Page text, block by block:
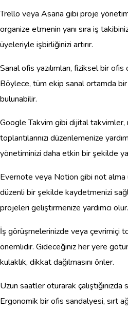
Trello veya Asana gibi proje
organize etmenin yanı sıra iş
üyeleriyle işbirliğinizi artırır.
Sanal ofis yazılımları, fiziksel bir ofis
Böylece, tüm ekip sanal ortamda
bulunabilir.
Google Takvim gibi dijital takvimler,
toplantılarınızı düzenlemenize
yönetiminizi daha etkin bir şekilde
Evernote veya Notion gibi not alma
düzenli bir şekilde kaydetmenizi
projeleri geliştirmenize yardımcı olur.
İş görüşmelerinizde veya çevrimiçi
önemlidir. Gideceğiniz her yere
kulaklık, dikkat dağılmasını önler.
Uzun saatler oturarak çalıştığınızda
Ergonomik bir ofis sandalyesi, sırt